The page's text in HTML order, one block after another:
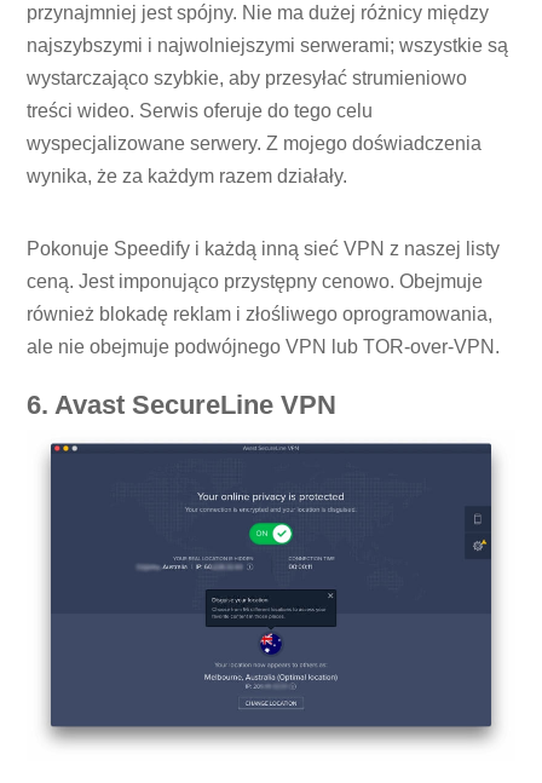
przynajmniej jest spójny. Nie ma dużej różnicy między
najszybszymi i najwolniejszymi serwerami; wszystkie są
wystarczająco szybkie, aby przesyłać strumieniowo
treści wideo. Serwis oferuje do tego celu
wyspecjalizowane serwery. Z mojego doświadczenia
wynika, że ​​za każdym razem działały.
Pokonuje Speedify i każdą inną sieć VPN z naszej listy
ceną. Jest imponująco przystępny cenowo. Obejmuje
również blokadę reklam i złośliwego oprogramowania,
ale nie obejmuje podwójnego VPN lub TOR-over-VPN.
6. Avast SecureLine VPN